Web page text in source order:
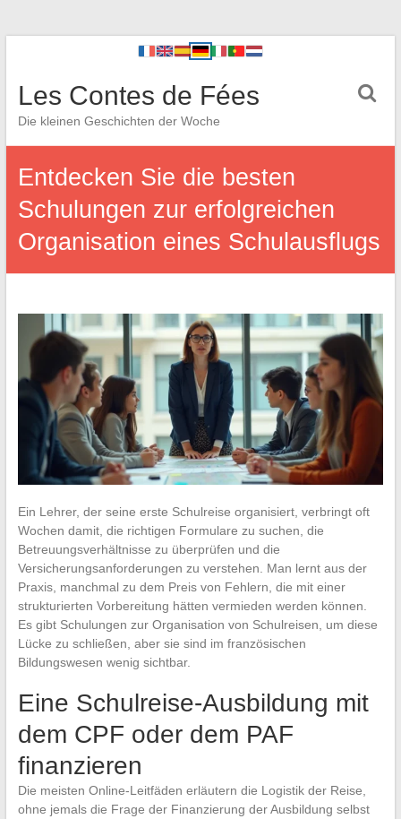
Les Contes de Fées
Die kleinen Geschichten der Woche
Entdecken Sie die besten
Schulungen zur erfolgreichen
Organisation eines Schulausflugs
Ein Lehrer, der seine erste Schulreise organisiert, verbringt oft
Wochen damit, die richtigen Formulare zu suchen, die
Betreuungsverhältnisse zu überprüfen und die
Versicherungsanforderungen zu verstehen. Man lernt aus der
Praxis, manchmal zu dem Preis von Fehlern, die mit einer
strukturierten Vorbereitung hätten vermieden werden können.
Es gibt Schulungen zur Organisation von Schulreisen, um diese
Lücke zu schließen, aber sie sind im französischen
Bildungswesen wenig sichtbar.
Eine Schulreise-Ausbildung mit
dem CPF oder dem PAF
finanzieren
Die meisten Online-Leitfäden erläutern die Logistik der Reise,
ohne jemals die Frage der Finanzierung der Ausbildung selbst